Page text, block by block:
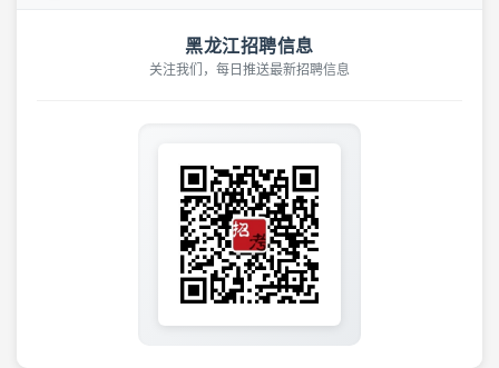
黑龙江招聘信息
关注我们，每日推送最新招聘信息